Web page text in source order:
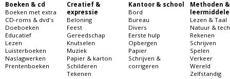
Boeken & cd
Boeken met extra
CD-roms & dvd's
Doeboeken
Educatief
Lezen
Luisterboeken
Naslagwerken
Prentenboeken
Creatief &
expressie
Beloning
Feest
Gereedschap
Knutselen
Muziek
Papier & karton
Schilderen
Tekenen
Kantoor & school
Bord
Bureau
Divers
Eerste hulp
Opbergen
Papier
Schrijven &
corrigeren
Methoden &
Lezen & Taal
Natuur &
Rekenen
Schrijven
Spelen
Verkeer
Wereld
Zelfstandig